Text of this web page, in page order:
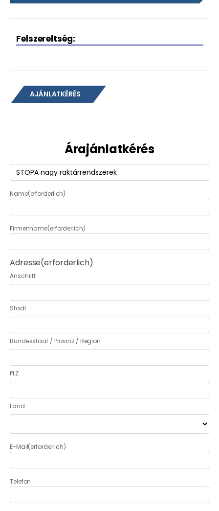
Felszereltség:
AJÁNLATKÉRÉS
Árajánlatkérés
Termék(erforderlich)
Name(erforderlich)
Firmenname(erforderlich)
Adresse(erforderlich)
Anschrift
Stadt
Bundesstaat / Provinz / Region
PLZ
Land
E-Mail(erforderlich)
Telefon